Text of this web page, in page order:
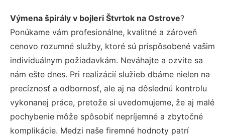
Výmena špirály v bojleri Štvrtok na Ostrove?
Ponúkame vám profesionálne, kvalitné a zároveň
cenovo rozumné služby, ktoré sú prispôsobené vašim
individuálnym požiadavkám. Neváhajte a ozvite sa
nám ešte dnes. Pri realizácií služieb dbáme nielen na
precíznosť a odbornosť, ale aj na dôslednú kontrolu
vykonanej práce, pretože si uvedomujeme, že aj malé
pochybenie môže spôsobiť nepríjemné a zbytočné
komplikácie. Medzi naše firemné hodnoty patrí